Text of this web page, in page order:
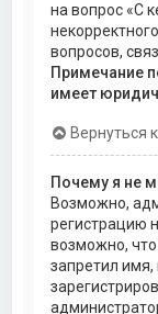
на вопрос «С
вопросов,
Примечание
имеет
Вернуться
Почему я не
Возможно,
регистрацию
возможно,
запретил